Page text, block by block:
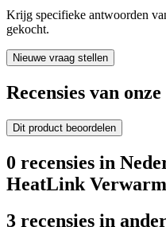
Krijg specifieke antwoorden
gekocht.
Nieuwe vraag stellen
Recensies van
Dit product beoordelen
0 recensies in
HeatLink
3 recensies in